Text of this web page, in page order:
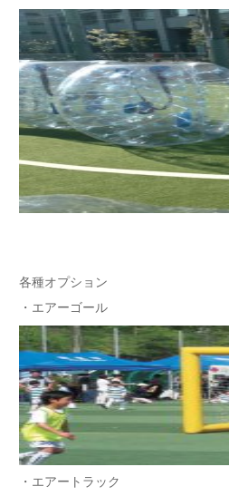
各種オプション
・エアーゴール
・エアートラック